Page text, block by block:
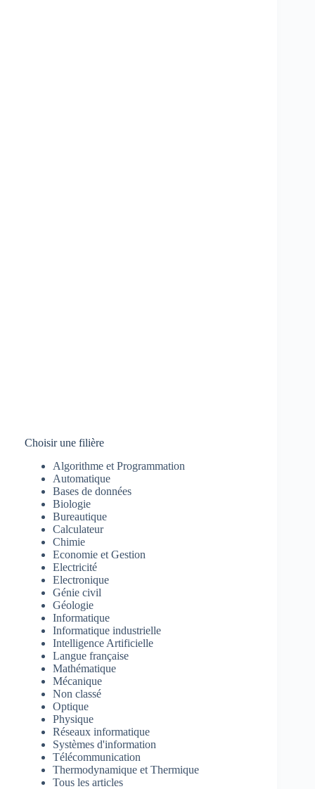
Choisir une filière
Algorithme et Programmation
Automatique
Bases de données
Biologie
Bureautique
Calculateur
Chimie
Economie et Gestion
Electricité
Electronique
Génie civil
Géologie
Informatique
Informatique industrielle
Intelligence Artificielle
Langue française
Mathématique
Mécanique
Non classé
Optique
Physique
Réseaux informatique
Systèmes d'information
Télécommunication
Thermodynamique et Thermique
Tous les articles